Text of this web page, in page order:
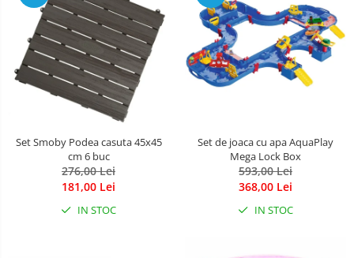
Set Smoby Podea casuta 45x45
cm 6 buc
276,00 Lei
181,00 Lei
IN STOC
Set de joaca cu apa AquaPlay
Mega Lock Box
593,00 Lei
368,00 Lei
IN STOC